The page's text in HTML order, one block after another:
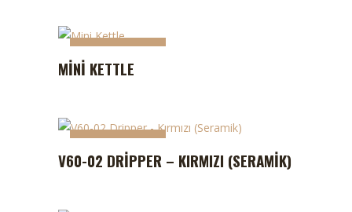
STOKTA YOK
MINI KETTLE
STOKTA YOK
V60-02 DRIPPER – KIRMIZI (SERAMIK)